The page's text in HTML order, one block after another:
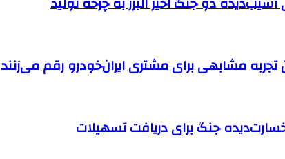
مشابهی برای مشتری ایران‌خودرو رقم می‌زنند